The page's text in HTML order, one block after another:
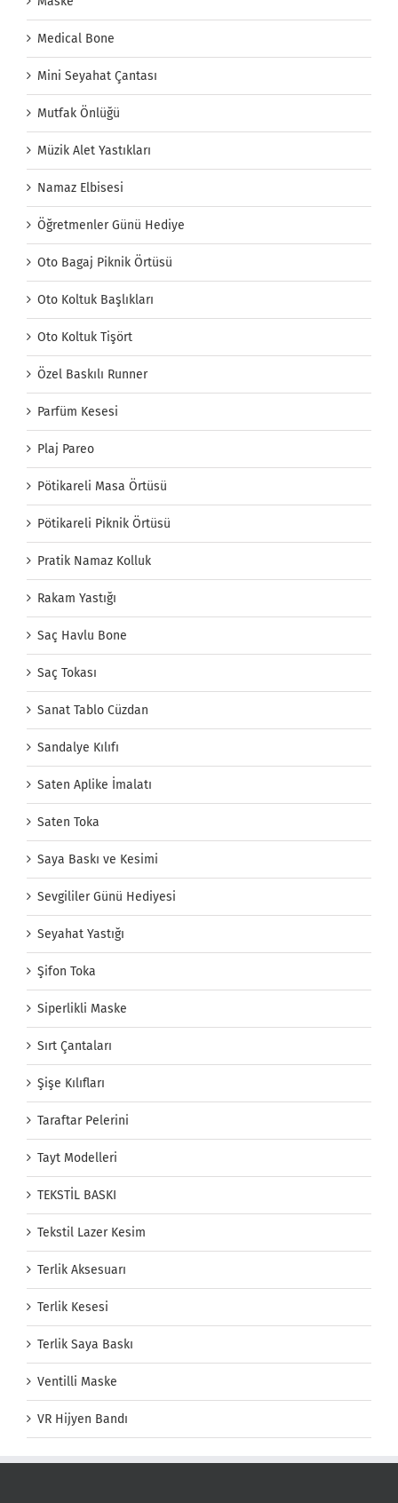
Medical Bone
Mini Seyahat Çantası
Mutfak Önlüğü
Müzik Alet Yastıkları
Namaz Elbisesi
Öğretmenler Günü Hediye
Oto Bagaj Piknik Örtüsü
Oto Koltuk Başlıkları
Oto Koltuk Tişört
Özel Baskılı Runner
Parfüm Kesesi
Plaj Pareo
Pötikareli Masa Örtüsü
Pötikareli Piknik Örtüsü
Pratik Namaz Kolluk
Rakam Yastığı
Saç Havlu Bone
Saç Tokası
Sanat Tablo Cüzdan
Sandalye Kılıfı
Saten Aplike İmalatı
Saten Toka
Saya Baskı ve Kesimi
Sevgililer Günü Hediyesi
Seyahat Yastığı
Şifon Toka
Siperlikli Maske
Sırt Çantaları
Şişe Kılıfları
Taraftar Pelerini
Tayt Modelleri
TEKSTİL BASKI
Tekstil Lazer Kesim
Terlik Aksesuarı
Terlik Kesesi
Terlik Saya Baskı
Ventilli Maske
VR Hijyen Bandı